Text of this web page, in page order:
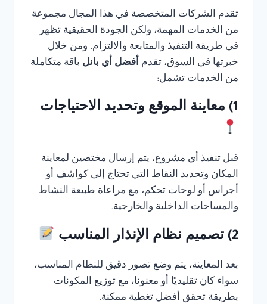
تقدم الشركات المتخصصة في هذا المجال مجموعة
من الخدمات المهمة، ولكن الجودة الحقيقية تظهر
في طريقة التنفيذ والمتابعة والالتزام. ومن خلال
خبرتها في السوق، تقدم أفضل أي بانل باقة متكاملة
من الخدمات تشمل:
1) معاينة الموقع وتحديد الاحتياجات
قبل تنفيذ أي مشروع، يتم إرسال مختصين لمعاينة
المكان وتحديد النقاط التي تحتاج إلى كواشف أو
أجراس أو لوحات تحكم، مع مراعاة طبيعة النشاط
والمساحات الداخلية والخارجية.
2) تصميم نظام الإنذار المناسب
بعد المعاينة، يتم وضع تصور دقيق للنظام المناسب،
سواء كان تقليديًا أو معنونا، مع توزيع المكونات
بطريقة تحقق أفضل تغطية ممكنة.